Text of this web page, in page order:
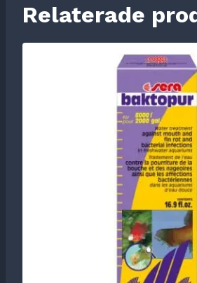
Relaterade